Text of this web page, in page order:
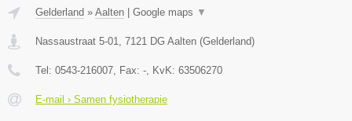
Gelderland » Aalten Google maps ▼
Nassaustraat 5-01 7121 DG Aalten (Gelderland)
Tel: 0543-216007 , Fax: - , KvK: 63506270
E-mail › Samen fysiotherapie